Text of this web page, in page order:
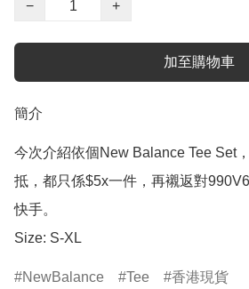
−
+
加至購物車
簡介
今次介紹依個New Balance Tee Set
抵，都只係$5x一件，再襯返對
快手。
Size: S-XL
NewBalance Tee 香港現貨